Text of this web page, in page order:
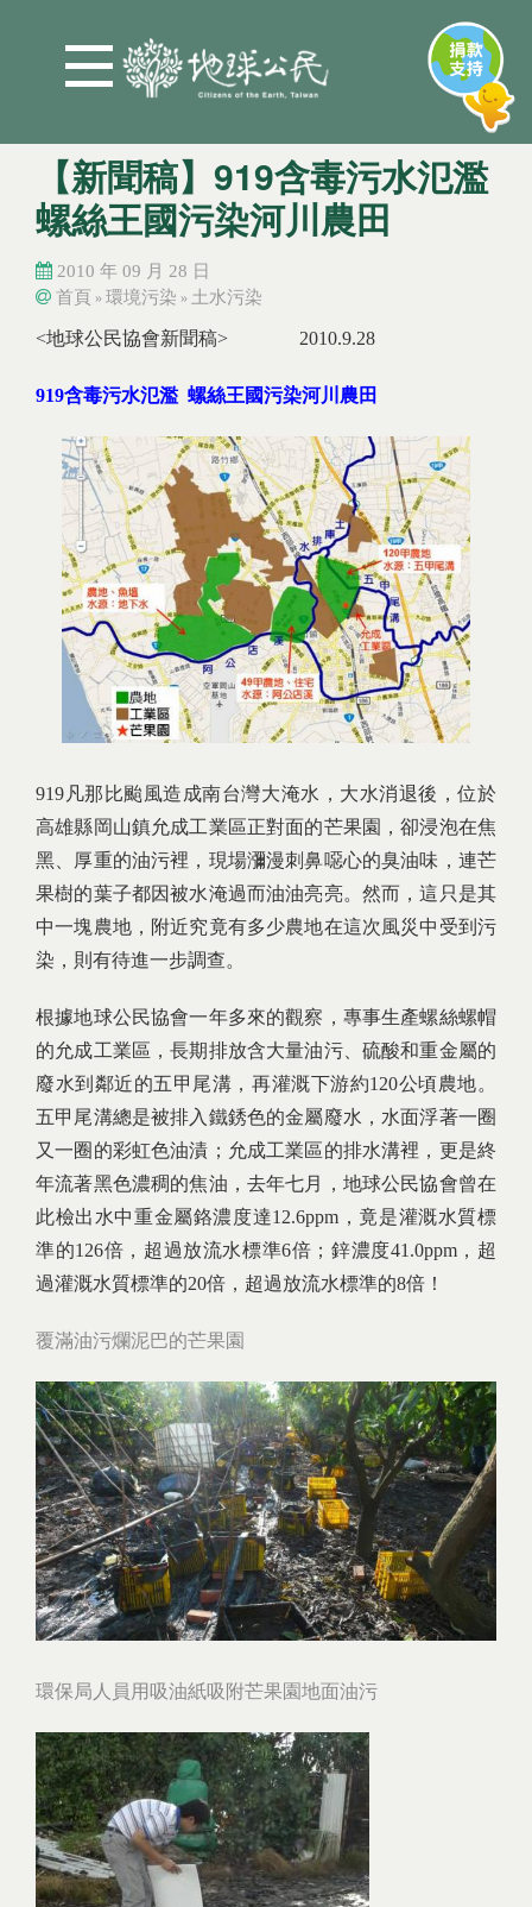
【新聞稿】919含毒污水氾濫
螺絲王國污染河川農田
2010 年 09 月 28 日
您在這裡
首頁 » 環境污染 » 土水污染
您在這裡
<地球公民協會新聞稿> 2010.9.28
919含毒污水氾濫 螺絲王國污染河川農田
919凡那比颱風造成南台灣大淹水，大水消退後，位於
高雄縣岡山鎮允成工業區正對面的芒果園，卻浸泡在焦
黑、厚重的油污裡，現場瀰漫刺鼻噁心的臭油味，連芒
果樹的葉子都因被水淹過而油油亮亮。然而，這只是其
中一塊農地，附近究竟有多少農地在這次風災中受到污
染，則有待進一步調查。
根據地球公民協會一年多來的觀察，專事生產螺絲螺帽
的允成工業區，長期排放含大量油污、硫酸和重金屬的
廢水到鄰近的五甲尾溝，再灌溉下游約120公頃農地。
五甲尾溝總是被排入鐵銹色的金屬廢水，水面浮著一圈
又一圈的彩虹色油漬；允成工業區的排水溝裡，更是終
年流著黑色濃稠的焦油，去年七月，地球公民協會曾在
此檢出水中重金屬鉻濃度達12.6ppm，竟是灌溉水質標
準的126倍，超過放流水標準6倍；鋅濃度41.0ppm，超
過灌溉水質標準的20倍，超過放流水標準的8倍！
覆滿油污爛泥巴的芒果園
環保局人員用吸油紙吸附芒果園地面油污